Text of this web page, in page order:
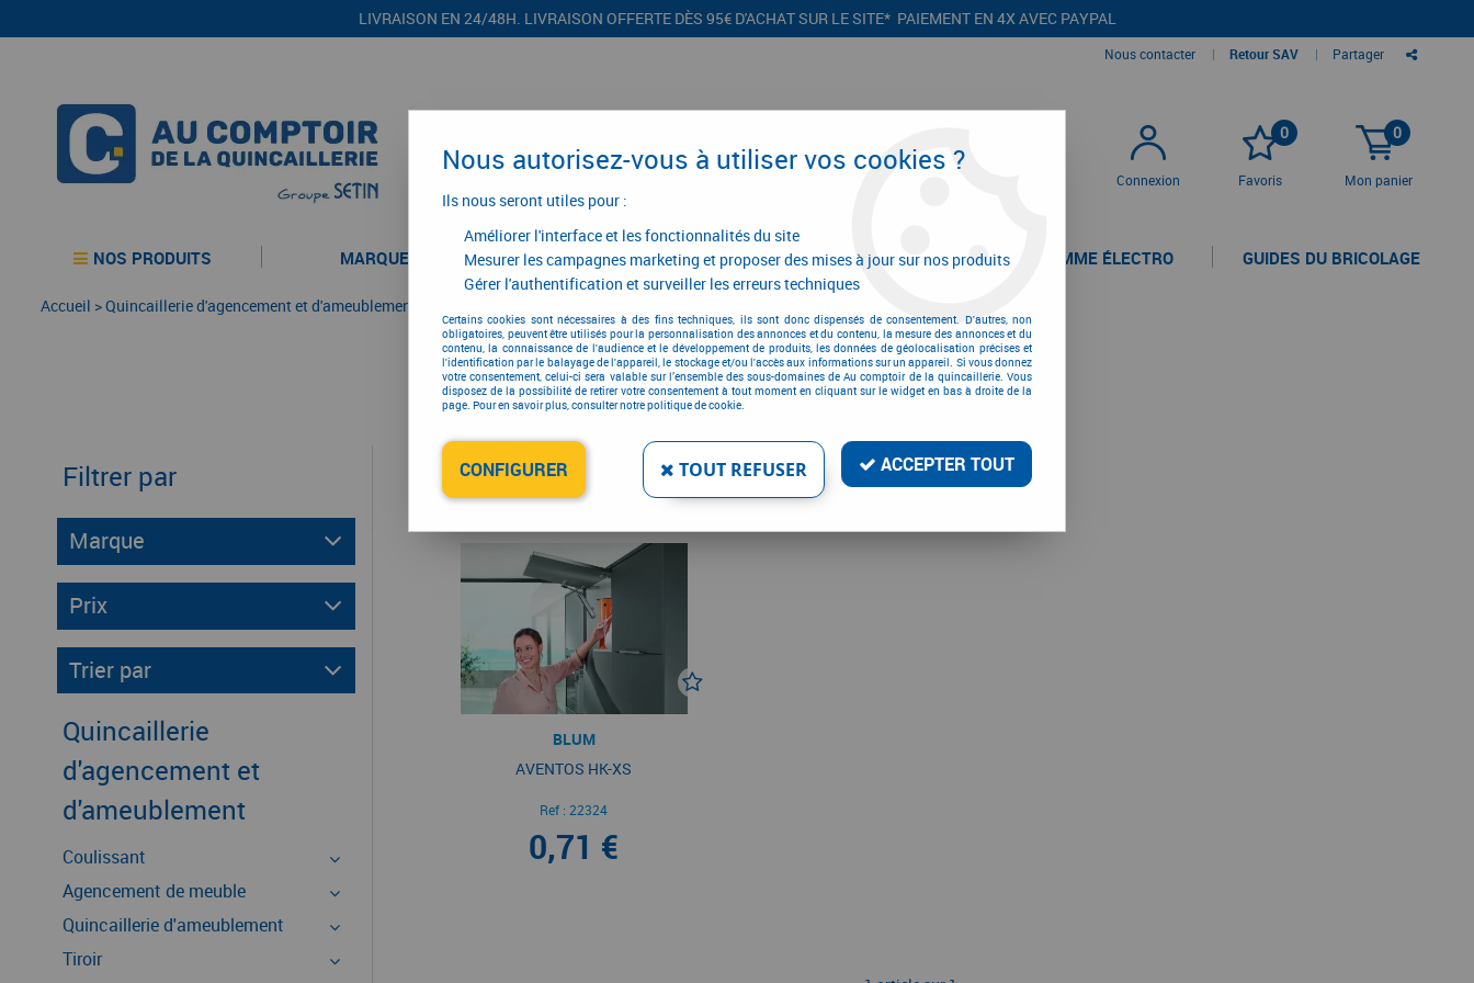
LIVRAISON EN 24/48H. LIVRAISON OFFERTE DÈS 95€ D'ACHAT SUR LE SITE* PAIEMENT EN 4X AVEC PAYPAL
Nous contacter | Retour SAV | Partager
Connexion
0
Favoris
0
Mon panier
NOS PRODUITS MARQUES CONFIGURATEURS PROMOTIONS LA GAMME ÉLECTRO GUIDES DU BRICOLAGE
Accueil >Quincaillerie d'agencement et d'ameublement
Aventos HK-XS
Filtrer par
Marque
Prix
Trier par
Quincaillerie
d'agencement et
d'ameublement
Coulissant
Agencement de meuble
Quincaillerie d'ameublement
Tiroir
1 article sur1
BLUM
AVENTOS HK-XS
Ref : 22324
0,71 €
Nous autorisez-vous à utiliser vos cookies ?
Ils nous seront utiles pour :
Améliorer l'interface et les fonctionnalités du site
Mesurer les campagnes marketing et proposer des mises à jour sur nos produits
Gérer l'authentification et surveiller les erreurs techniques
Certains cookies sont nécessaires à des fins techniques, ils sont donc dispensés de consentement. D'autres, non
obligatoires, peuvent être utilisés pour la personnalisation des annonces et du contenu, la mesure des annonces et du
contenu, la connaissance de l'audience et le développement de produits, les données de géolocalisation précises et
l'identification par le balayage de l'appareil, le stockage et/ou l'accès aux informations sur un appareil. Si vous donnez
votre consentement, celui-ci sera valable sur l’ensemble des sous-domaines de Au comptoir de la quincaillerie. Vous
disposez de la possibilité de retirer votre consentement à tout moment en cliquant sur le widget en bas à droite de la
page. Pour en savoir plus, consulter notre politique de cookie.
CONFIGURER TOUT REFUSER ACCEPTER TOUT